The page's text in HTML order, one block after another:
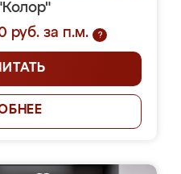
руб. за п.м.
?